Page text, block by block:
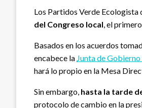
Los Partidos Verde
del Congreso local, el
Basados en los acuerdos
encabece la Junta de
hará lo propio en la Mesa
Sin embargo, hasta la tarde
protocolo de cambio en la